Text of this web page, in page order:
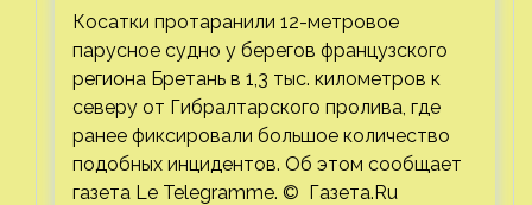
Косатки протаранили 12-метровое
парусное судно у берегов французского
региона Бретань в 1,3 тыс. километров к
северу от Гибралтарского пролива, где
ранее фиксировали большое количество
подобных инцидентов. Об этом сообщает
газета Le Telegramme. © Газета.Ru